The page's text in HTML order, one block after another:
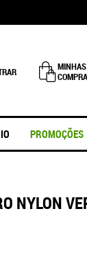
MINHAS
PROMOÇÕES
NYLON